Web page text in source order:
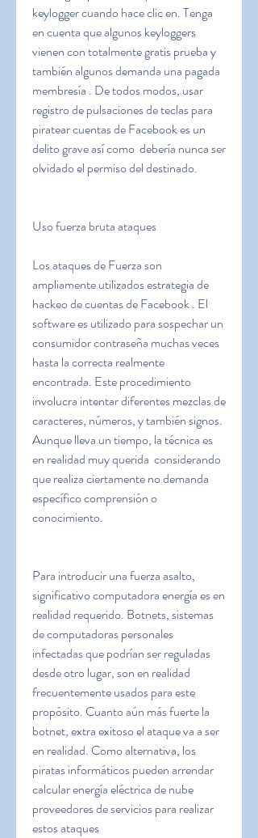
keylogger cuando hace clic en. Tenga
en cuenta que algunos keyloggers
vienen con totalmente gratis prueba y
también algunos demanda una pagada
membresía . De todos modos, usar
registro de pulsaciones de teclas para
piratear cuentas de Facebook es un
delito grave así como  debería nunca ser
olvidado el permiso del destinado.
Uso fuerza bruta ataques
Los ataques de Fuerza son
ampliamente utilizados estrategia de
hackeo de cuentas de Facebook . El
software es utilizado para sospechar un
consumidor contraseña muchas veces
hasta la correcta realmente
encontrada. Este procedimiento
involucra intentar diferentes mezclas de
caracteres, números, y también signos.
Aunque lleva un tiempo, la técnica es
en realidad muy querida  considerando
que realiza ciertamente no demanda
específico comprensión o
conocimiento.
Para introducir una fuerza asalto,
significativo computadora energía es en
realidad requerido. Botnets, sistemas
de computadoras personales
infectadas que podrían ser reguladas
desde otro lugar, son en realidad
frecuentemente usados para este
propósito. Cuanto aún más fuerte la
botnet, extra exitoso el ataque va a ser
en realidad. Como alternativa, los
piratas informáticos pueden arrendar
calcular energía eléctrica de nube
proveedores de servicios para realizar
estos ataques